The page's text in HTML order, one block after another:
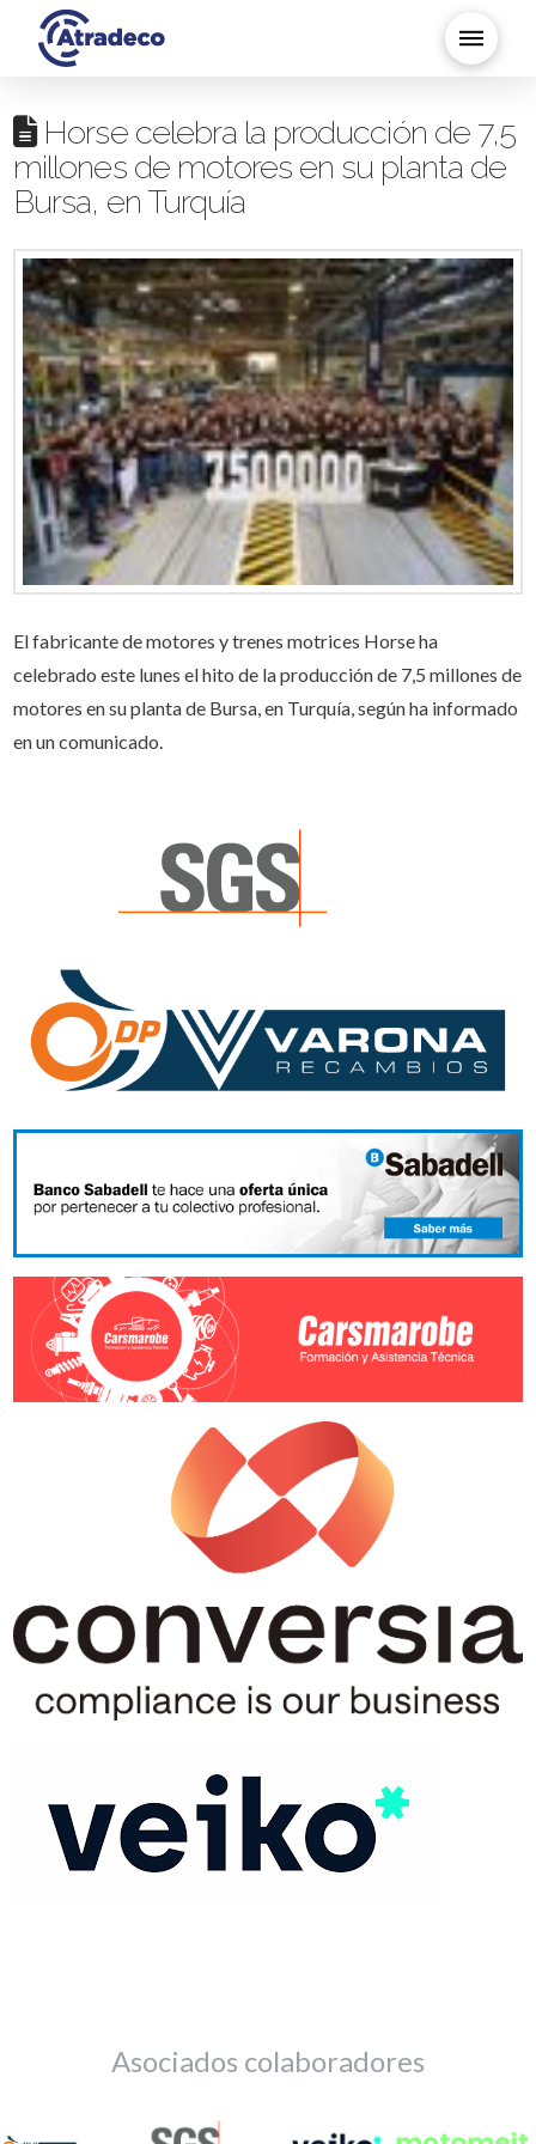
Horse celebra la producción de 7,5
millones de motores en su planta de
Bursa, en Turquía
El fabricante de motores y trenes motrices Horse ha
celebrado este lunes el hito de la producción de 7,5 millones de
motores en su planta de Bursa, en Turquía, según ha informado
en un comunicado.
Asociados colaboradores